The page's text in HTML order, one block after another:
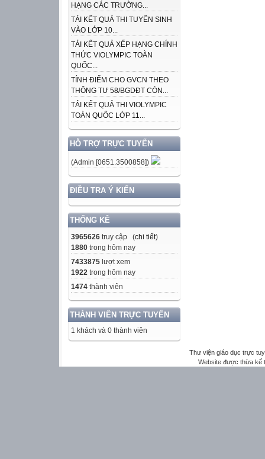
HẠNG CÁC TRƯỜNG...
TẢI KẾT QUẢ THI TUYỂN SINH
VÀO LỚP 10...
TẢI KẾT QUẢ XẾP HẠNG CHÍNH
THỨC VIOLYMPIC TOÀN
QUỐC...
TÍNH ĐIỂM CHO GVCN THEO
THÔNG TƯ 58/BGDĐT CÒN...
TẢI KẾT QUẢ THI VIOLYMPIC
TOÀN QUỐC LỚP 11...
HỖ TRỢ TRỰC TUYẾN
(Admin [0651.3500858])
ĐIỀU TRA Ý KIẾN
THỐNG KÊ
3965626 truy cập (chi tiết)
1880 trong hôm nay
7433875 lượt xem
1922 trong hôm nay
1474 thành viên
THÀNH VIÊN TRỰC TUYẾN
1 khách và 0 thành viên
Thư viện giáo dục trực
Website được thừa kế